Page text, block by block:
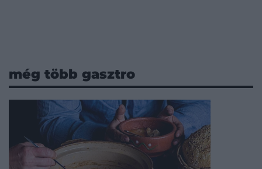
még több gasztro